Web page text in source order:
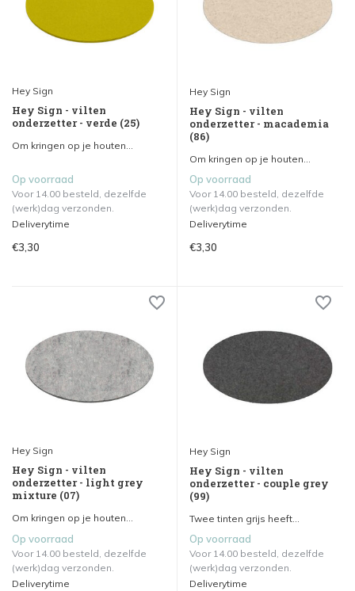
Hey Sign
Hey Sign - vilten
onderzetter - verde (25)
Om kringen op je houten...
Op voorraad
Voor 14.00 besteld, dezelfde
(werk)dag verzonden.
Deliverytime
€3,30
Hey Sign
Hey Sign - vilten
onderzetter - macademia
(86)
Om kringen op je houten...
Op voorraad
Voor 14.00 besteld, dezelfde
(werk)dag verzonden.
Deliverytime
€3,30
Hey Sign
Hey Sign - vilten
onderzetter - light grey
mixture (07)
Om kringen op je houten...
Op voorraad
Voor 14.00 besteld, dezelfde
(werk)dag verzonden.
Deliverytime
Hey Sign
Hey Sign - vilten
onderzetter - couple grey
(99)
Twee tinten grijs heeft...
Op voorraad
Voor 14.00 besteld, dezelfde
(werk)dag verzonden.
Deliverytime